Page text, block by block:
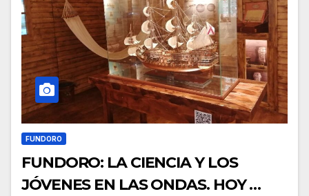
FUNDORO
FUNDORO: LA CIENCIA Y LOS
JÓVENES EN LAS ONDAS. HOY …